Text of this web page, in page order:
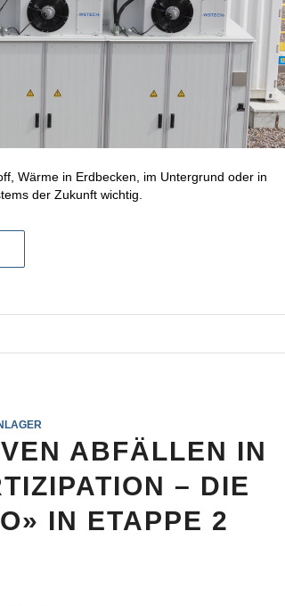
Wärme in Erdbecken, im Untergrund oder in
der Zukunft wichtig.
ABFÄLLEN IN
– DIE
IN ETAPPE 2